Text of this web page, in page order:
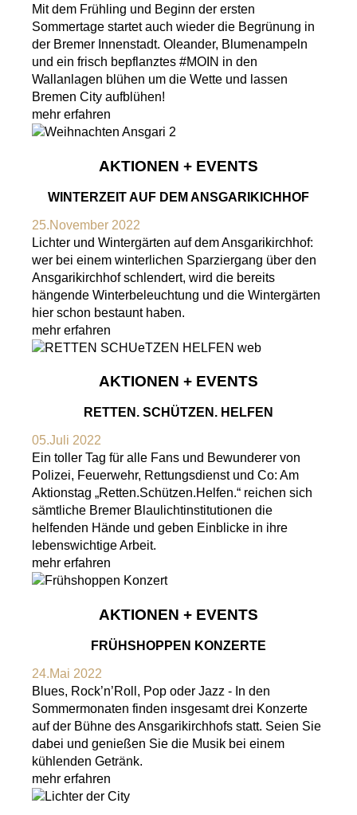
Mit dem Frühling und Beginn der ersten
Sommertage startet auch wieder die Begrünung in
der Bremer Innenstadt. Oleander, Blumenampeln
und ein frisch bepflanztes #MOIN in den
Wallanlagen blühen um die Wette und lassen
Bremen City aufblühen!
mehr erfahren
AKTIONEN + EVENTS
WINTERZEIT AUF DEM ANSGARIKICHHOF
25.November 2022
Lichter und Wintergärten auf dem Ansgarikirchhof:
wer bei einem winterlichen Sparziergang über den
Ansgarikirchhof schlendert, wird die bereits
hängende Winterbeleuchtung und die Wintergärten
hier schon bestaunt haben.
mehr erfahren
AKTIONEN + EVENTS
RETTEN. SCHÜTZEN. HELFEN
05.Juli 2022
Ein toller Tag für alle Fans und Bewunderer von
Polizei, Feuerwehr, Rettungsdienst und Co: Am
Aktionstag „Retten.Schützen.Helfen.“ reichen sich
sämtliche Bremer Blaulichtinstitutionen die
helfenden Hände und geben Einblicke in ihre
lebenswichtige Arbeit.
mehr erfahren
AKTIONEN + EVENTS
FRÜHSHOPPEN KONZERTE
24.Mai 2022
Blues, Rock’n’Roll, Pop oder Jazz - In den
Sommermonaten finden insgesamt drei Konzerte
auf der Bühne des Ansgarikirchhofs statt. Seien Sie
dabei und genießen Sie die Musik bei einem
kühlenden Getränk.
mehr erfahren